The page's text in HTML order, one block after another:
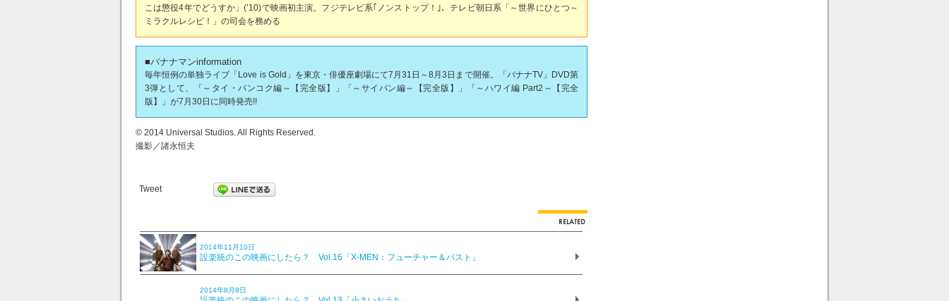
こは懲役4年でどうすか」(’10)で映画初主演。フジテレビ系｢ノンストップ！｣、テレビ朝日系「～世界にひとつ～
ミラクルレシピ！」の司会を務める
■バナナマンinformation
毎年恒例の単独ライブ「Love is Gold」を東京・俳優座劇場にて7月31日～8月3日まで開催。「バナナTV」DVD第
3弾として、「～タイ・バンコク編～【完全版】」「～サイパン編～【完全版】」「～ハワイ編 Part2～【完全
版】」が7月30日に同時発売!!
© 2014 Universal Studios. All Rights Reserved.
撮影／諸永恒夫
Tweet
2014年11月10日
設楽統のこの映画にしたら？ Vol.16「X-MEN：フューチャー＆パスト」
2014年8月8日